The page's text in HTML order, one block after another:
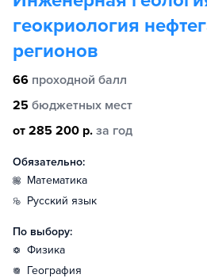
геокриология
регионов
66 проходной балл
25 бюджетных мест
от 285 200 р. за год
Обязательно:
математика
русский язык
По выбору:
физика
география